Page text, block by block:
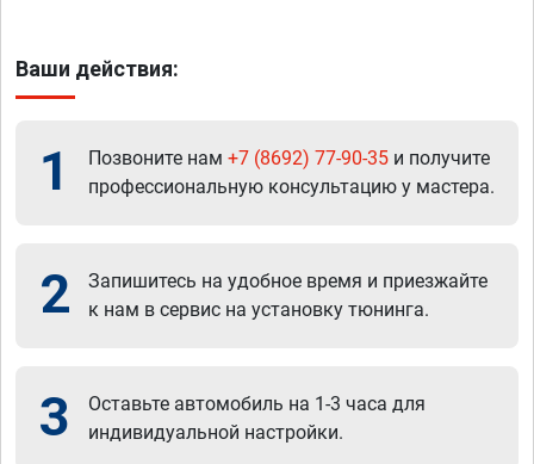
Ваши действия:
1 Позвоните нам +7 (8692) 77-90-35 и получите
профессиональную консультацию у мастера.
2
Запишитесь на удобное время и приезжайте
к нам в сервис на установку тюнинга.
3
Оставьте автомобиль на 1-3 часа для
индивидуальной настройки.